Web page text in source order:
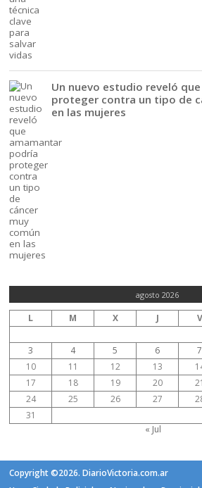
Un nuevo estudio reveló
proteger contra un tipo de
en las mujeres
agosto 2026
L M X J V
3
4 5 6 7
10
11 12 13
17
18 19 20 21
24
25 26 27
31
« Jul
Copyright ©2026. DiarioVictoria.com.ar